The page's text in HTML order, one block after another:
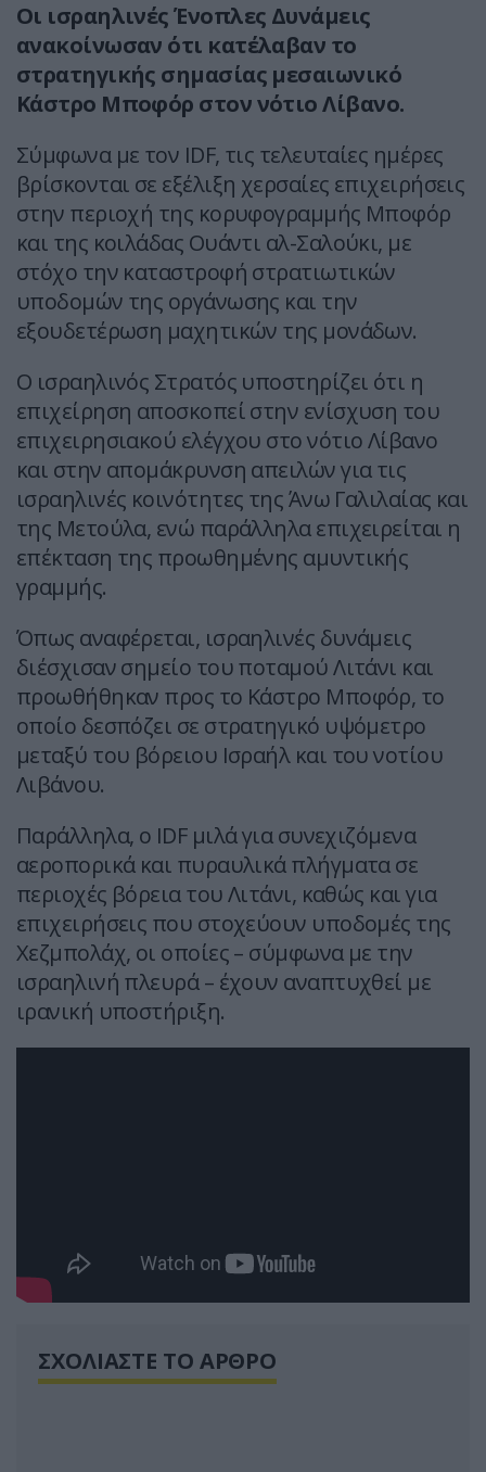
Οι ισραηλινές Ένοπλες Δυνάμεις
ανακοίνωσαν ότι κατέλαβαν το
στρατηγικής σημασίας μεσαιωνικό
Κάστρο Μποφόρ στον νότιο Λίβανο.
Σύμφωνα με τον IDF, τις τελευταίες ημέρες
βρίσκονται σε εξέλιξη χερσαίες επιχειρήσεις
στην περιοχή της κορυφογραμμής Μποφόρ
και της κοιλάδας Ουάντι αλ-Σαλούκι, με
στόχο την καταστροφή στρατιωτικών
υποδομών της οργάνωσης και την
εξουδετέρωση μαχητικών της μονάδων.
Ο ισραηλινός Στρατός υποστηρίζει ότι η
επιχείρηση αποσκοπεί στην ενίσχυση του
επιχειρησιακού ελέγχου στο νότιο Λίβανο
και στην απομάκρυνση απειλών για τις
ισραηλινές κοινότητες της Άνω Γαλιλαίας και
της Μετούλα, ενώ παράλληλα επιχειρείται η
επέκταση της προωθημένης αμυντικής
γραμμής.
Όπως αναφέρεται, ισραηλινές δυνάμεις
διέσχισαν σημείο του ποταμού Λιτάνι και
προωθήθηκαν προς το Κάστρο Μποφόρ, το
οποίο δεσπόζει σε στρατηγικό υψόμετρο
μεταξύ του βόρειου Ισραήλ και του νοτίου
Λιβάνου.
Παράλληλα, ο IDF μιλά για συνεχιζόμενα
αεροπορικά και πυραυλικά πλήγματα σε
περιοχές βόρεια του Λιτάνι, καθώς και για
επιχειρήσεις που στοχεύουν υποδομές της
Χεζμπολάχ, οι οποίες – σύμφωνα με την
ισραηλινή πλευρά – έχουν αναπτυχθεί με
ιρανική υποστήριξη.
ΣΧΟΛΙΑΣΤΕ ΤΟ ΑΡΘΡΟ